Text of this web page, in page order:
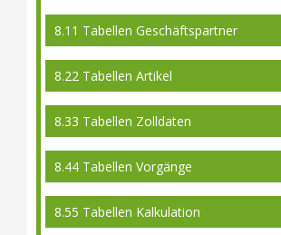
8.11 Tabellen Geschäftspartner
8.22 Tabellen Artikel
8.33 Tabellen Zolldaten
8.44 Tabellen Vorgänge
8.55 Tabellen Kalkulation